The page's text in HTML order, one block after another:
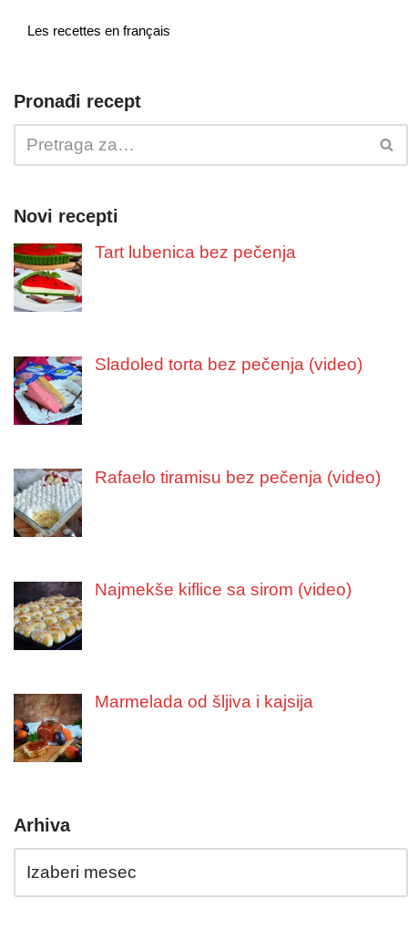
Les recettes en français
Pronađi recept
Novi recepti
Tart lubenica bez pečenja
Sladoled torta bez pečenja (video)
Rafaelo tiramisu bez pečenja (video)
Najmekše kiflice sa sirom (video)
Marmelada od šljiva i kajsija
Arhiva